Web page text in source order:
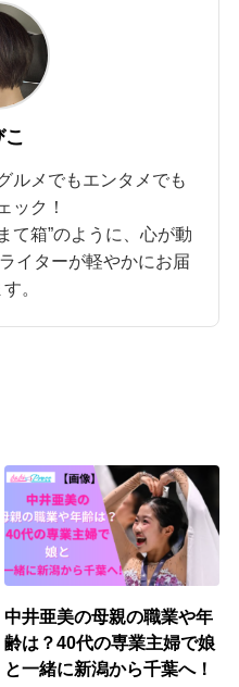
ルメでもエンタメでも
ック！
て箱”のように、心が動
イターが軽やかにお届
。
中井亜美の母親の職業や年
齢は？40代の専業主婦で娘
と一緒に新潟から千葉へ！